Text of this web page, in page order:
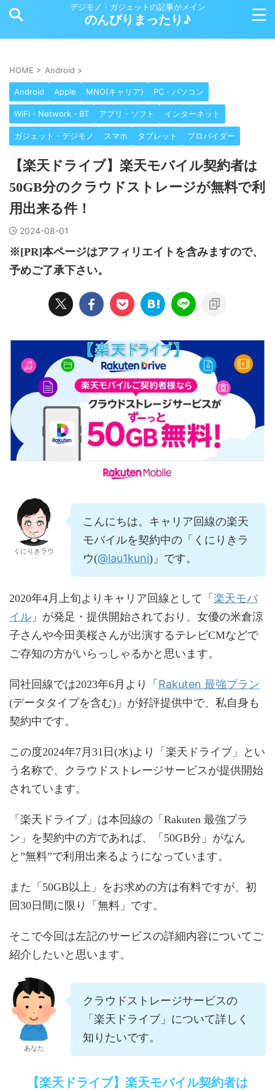
デジモノ・ガジェットの記事がメイン
のんびりまったり♪
HOME > Android >
Android Apple MNO(キャリア) PC・パソコン
WiFi・Network・BT アプリ・ソフト インターネット
ガジェット・デジモノ スマホ タブレット プロバイダー
【楽天ドライブ】楽天モバイル契約者は
50GB分のクラウドストレージが無料で利
用出来る件！
2024-08-01
※[PR]本ページはアフィリエイトを含みますので、
予めご了承下さい。
くにりきラウ
こんにちは。キャリア回線の楽天
モバイルを契約中の「くにりきラ
ウ(@lau1kuni)」です。
2020年4月上旬よりキャリア回線として「 楽天モバ
イル 」が発足・提供開始されており、女優の米倉涼
子さんや今田美桜さんが出演するテレビCMなどで
ご存知の方がいらっしゃるかと思います。
同社回線では2023年6月より「 Rakuten 最強プラン
(データタイプを含む)」が好評提供中で、私自身も
契約中です。
この度2024年7月31日(水)より「楽天ドライブ」とい
う名称で、クラウドストレージサービスが提供開始
されています。
「楽天ドライブ」は本回線の「Rakuten 最強プラ
ン」を契約中の方であれば、「50GB分」がなん
と”無料”で利用出来るようになっています。
また「50GB以上」をお求めの方は有料ですが、初
回30日間に限り「無料」です。
そこで今回は左記のサービスの詳細内容についてご
紹介したいと思います。
あなた
クラウドストレージサービスの
「楽天ドライブ」について詳しく
知りたいです。
【楽天ドライブ】楽天モバイル契約者は